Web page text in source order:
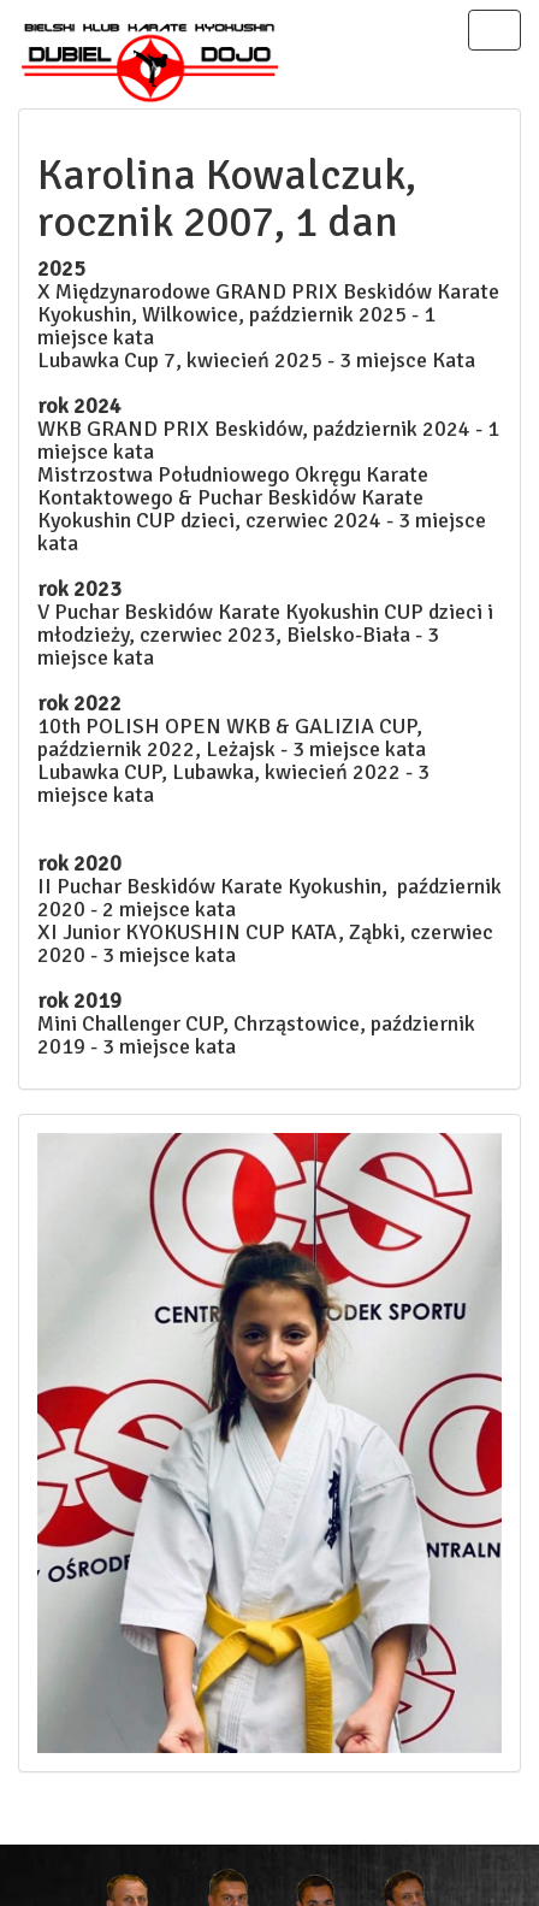
Karolina Kowalczuk,
rocznik 2007, 1 dan
2025
X Międzynarodowe GRAND PRIX Beskidów Karate
Kyokushin, Wilkowice, październik 2025 - 1
miejsce kata
Lubawka Cup 7, kwiecień 2025 - 3 miejsce Kata
rok 2024
WKB GRAND PRIX Beskidów, październik 2024 - 1
miejsce kata
Mistrzostwa Południowego Okręgu Karate
Kontaktowego & Puchar Beskidów Karate
Kyokushin CUP dzieci, czerwiec 2024 - 3 miejsce
kata
rok 2023
V Puchar Beskidów Karate Kyokushin CUP dzieci i
młodzieży, czerwiec 2023, Bielsko-Biała - 3
miejsce kata
rok 2022
10th POLISH OPEN WKB & GALIZIA CUP,
październik 2022, Leżajsk - 3 miejsce kata
Lubawka CUP, Lubawka, kwiecień 2022 - 3
miejsce kata
rok 2020
II Puchar Beskidów Karate Kyokushin, październik
2020 - 2 miejsce kata
XI Junior KYOKUSHIN CUP KATA, Ząbki, czerwiec
2020 - 3 miejsce kata
rok 2019
Mini Challenger CUP, Chrząstowice, październik
2019 - 3 miejsce kata